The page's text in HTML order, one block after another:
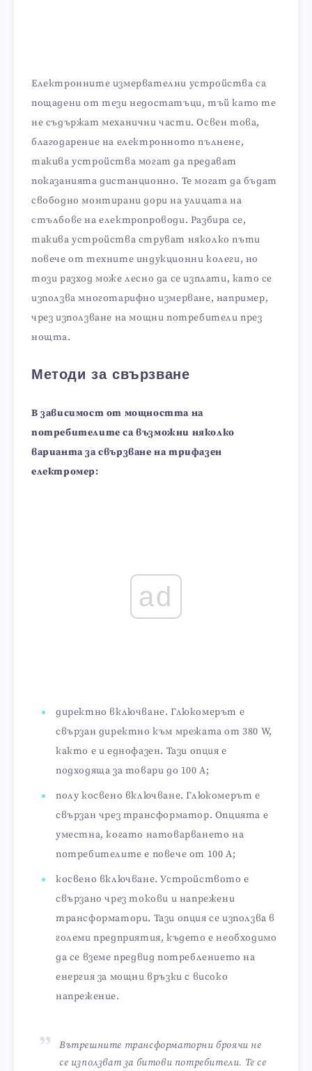
Електронните измервателни устройства са
пощадени от тези недостатъци, тъй като те
не съдържат механични части. Освен това,
благодарение на електронното пълнене,
такива устройства могат да предават
показанията дистанционно. Те могат да бъдат
свободно монтирани дори на улицата на
стълбове на електропроводи. Разбира се,
такива устройства струват няколко пъти
повече от техните индукционни колеги, но
този разход може лесно да се изплати, като се
използва многотарифно измерване, например,
чрез използване на мощни потребители през
нощта.
Методи за свързване
В зависимост от мощността на
потребителите са възможни няколко
варианта за свързване на трифазен
електромер:
ad
директно включване. Глюкомерът е
свързан директно към мрежата от 380 W,
както е и еднофазен. Тази опция е
подходяща за товари до 100 A;
полу косвено включване. Глюкомерът е
свързан чрез трансформатор. Опцията е
уместна, когато натоварването на
потребителите е повече от 100 A;
косвено включване. Устройството е
свързано чрез токови и напрежени
трансформатори. Тази опция се използва в
големи предприятия, където е необходимо
да се вземе предвид потреблението на
енергия за мощни връзки с високо
напрежение.
Вътрешните трансформаторни броячи не
се използват за битови потребители. Те се